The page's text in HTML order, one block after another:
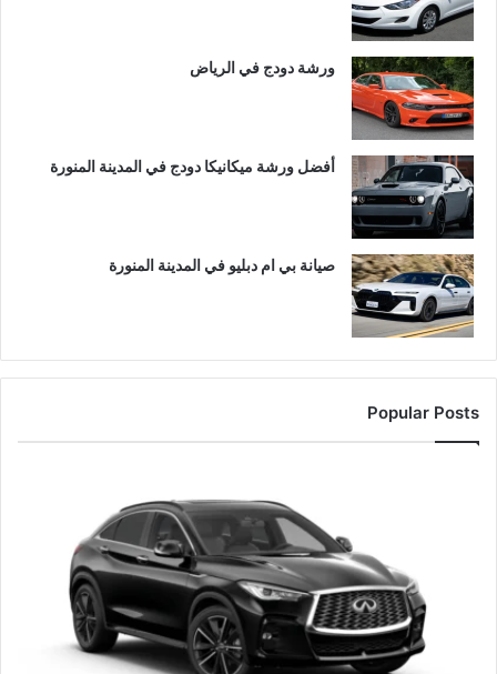
ورشة دودج في الرياض
أفضل ورشة ميكانيكا دودج في المدينة المنورة
صيانة بي ام دبليو في المدينة المنورة
Popular Posts